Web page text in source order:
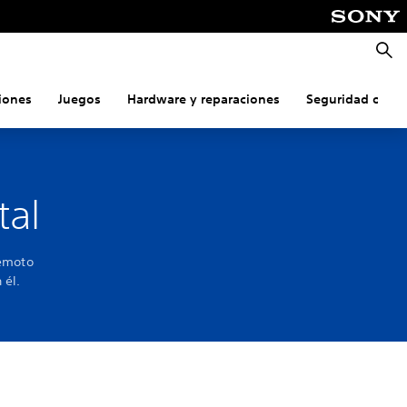
Juegos Hardware y reparaciones Seguridad
él.